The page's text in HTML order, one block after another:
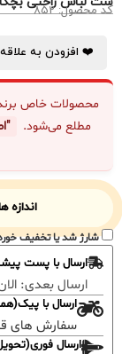
کد محصول: 852
❤️ افزودن به
محصولات خاص
مطلع می‌شود.
شارژ شد یا تخفیف
ارسال با پست پیشتاز(خرید
ارسال بعدی:
ارسال با
سفارش های قبل از ساعت 12
ارسال فوری(تحویل